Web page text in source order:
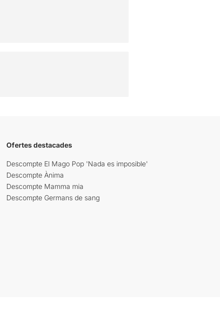
Ofertes destacades
Descompte El Mago Pop 'Nada es imposible'
Descompte Ànima
Descompte Mamma mia
Descompte Germans de sang